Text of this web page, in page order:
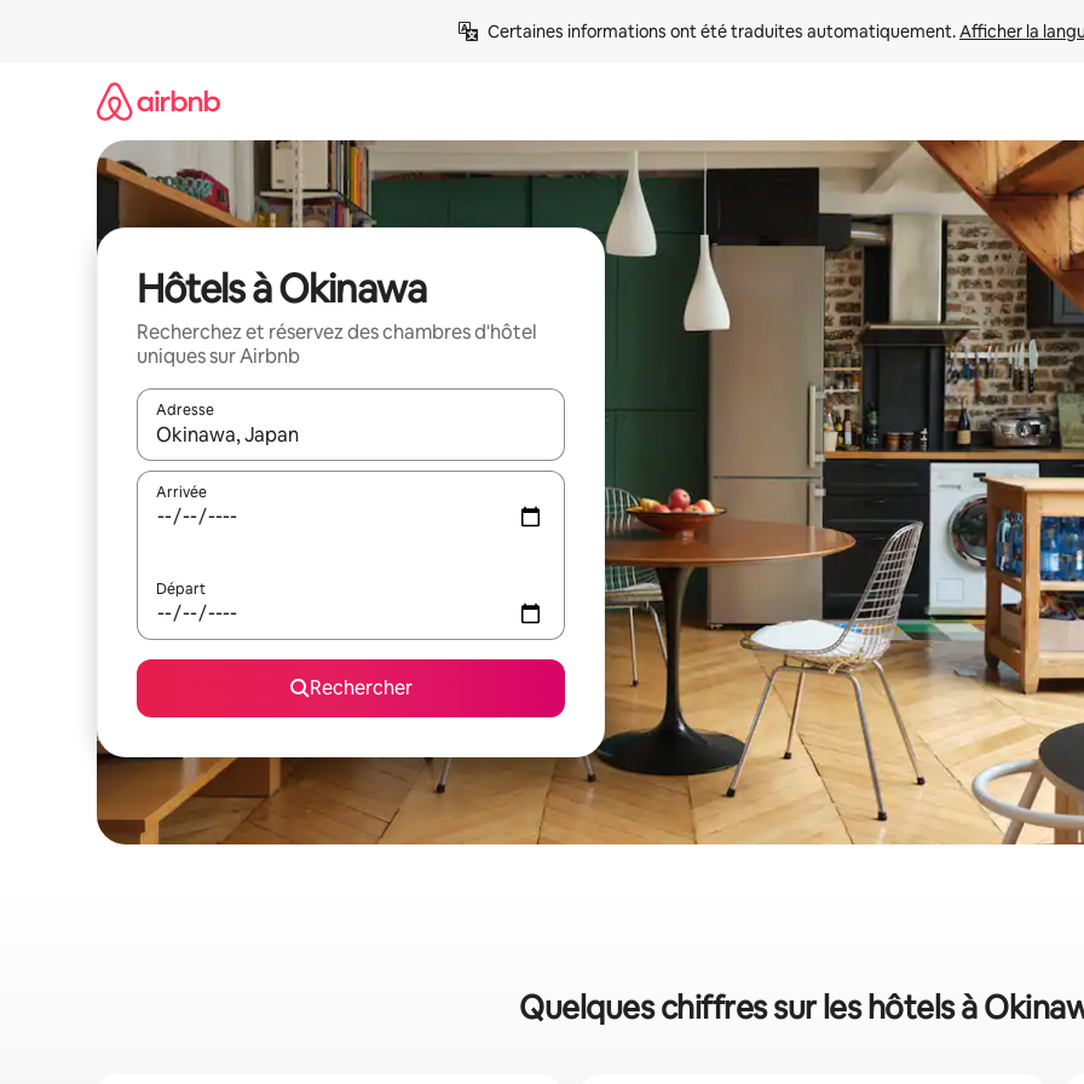
Certaines informations ont été traduites automatiquement. Afficher la
Hôtels à Okinawa
Recherchez et réservez des chambres d'hôtel
uniques sur Airbnb
Adresse
Lorsque les résultats s'affichent, utilisez les flèches vers le haut et vers le bas pour les parcourir ou en appuyant et en
Arrivée
Départ
Rechercher
Quelques chiffres sur les hôtels à